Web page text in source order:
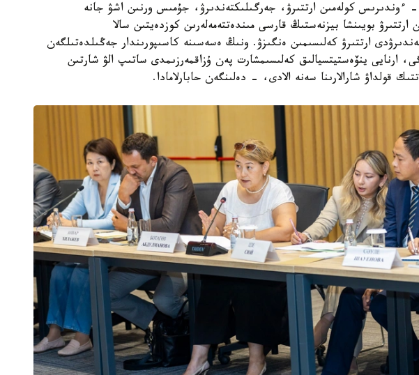
كولەمىن ارتتىرۋ، جەرگىلىكتەندىرۋ، جۇمىس ورنىن اشۋ جانە
ارتتىرۋ بويىنشا بيزنەستىڭ قارسى مىندەتتەمەلەرىن كوزدەيتىن سالا
ارتتىرۋ كەلىسىمىن ەنگىزۋ. ونىڭ ەسەسىنە كاسىپورىندار جەڭىلدەتىلگەن
ارنايى ينۆەستيتسيالىق كەلىسىمشارت پەن ۇزاقمەرزىمدى ساتىپ الۋ شارتىن
قولداۋ شارالارىنا سەنە الادى، - دەلىنگەن حابارلامادا.